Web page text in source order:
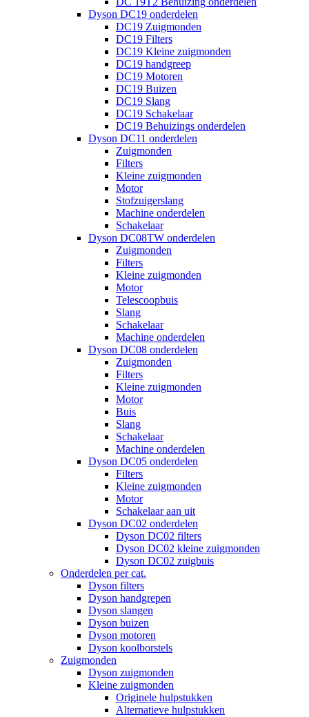
Dyson DC19 onderdelen
DC19 Zuigmonden
DC19 Filters
DC19 Kleine zuigmonden
DC19 handgreep
DC19 Motoren
DC19 Buizen
DC19 Slang
DC19 Schakelaar
DC19 Behuizings onderdelen
Dyson DC11 onderdelen
Zuigmonden
Filters
Kleine zuigmonden
Motor
Stofzuigerslang
Machine onderdelen
Schakelaar
Dyson DC08TW onderdelen
Zuigmonden
Filters
Kleine zuigmonden
Motor
Telescoopbuis
Slang
Schakelaar
Machine onderdelen
Dyson DC08 onderdelen
Zuigmonden
Filters
Kleine zuigmonden
Motor
Buis
Slang
Schakelaar
Machine onderdelen
Dyson DC05 onderdelen
Filters
Kleine zuigmonden
Motor
Schakelaar aan uit
Dyson DC02 onderdelen
Dyson DC02 filters
Dyson DC02 kleine zuigmonden
Dyson DC02 zuigbuis
Onderdelen per cat.
Dyson filters
Dyson handgrepen
Dyson slangen
Dyson buizen
Dyson motoren
Dyson koolborstels
Zuigmonden
Dyson zuigmonden
Kleine zuigmonden
Originele hulpstukken
Alternatieve hulpstukken